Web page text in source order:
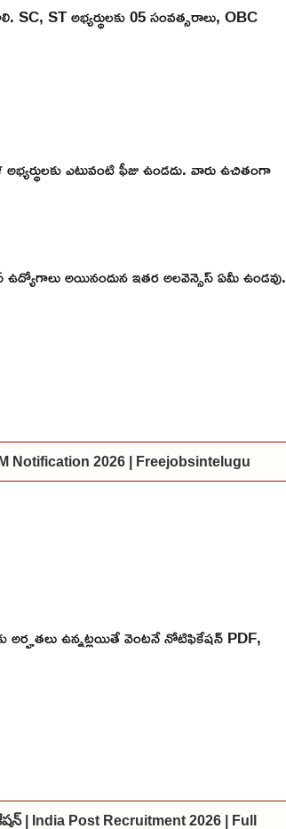
SC, ST అభ్యర్థులకు 05 సంవత్సరాలు, OBC
ఎటువంటి ఫీజు ఉండదు. వారు ఉచితంగా
ఉద్యోగాలు అయినందున ఇతర అలవెన్సెస్ ఏమీ ఉండవు.
2026 | Freejobsintelugu
అర్హతలు ఉన్నట్లయితే వెంటనే నోటిఫికేషన్ PDF,
| India Post Recruitment 2026 | Full